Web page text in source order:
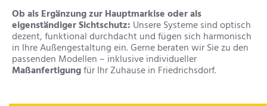
Ob als Ergänzung zur Hauptmarkise oder als
eigenständiger Sichtschutz: Unsere Systeme sind optisch
dezent, funktional durchdacht und fügen sich harmonisch
in Ihre Außengestaltung ein. Gerne beraten wir Sie zu den
passenden Modellen – inklusive individueller
Maßanfertigungfür Ihr Zuhause in Friedrichsdorf.